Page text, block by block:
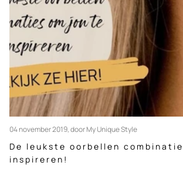
04 november 2019, door My Unique Style
De leukste oorbellen
inspireren!